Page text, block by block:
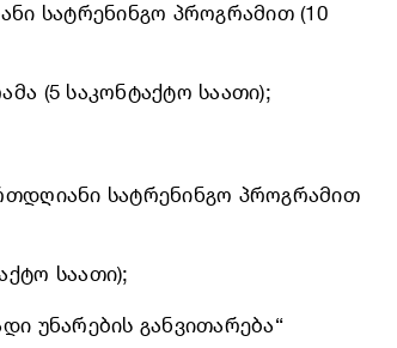
სატრენინგო პროგრამით (10
(5 საკონტაქტო საათი);
სატრენინგო პროგრამით
საათი);
უნარების განვითარება“